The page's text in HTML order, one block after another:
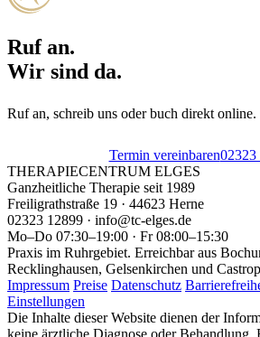
Ruf an.
Wir sind da.
Ruf an, schreib uns oder buch direkt online.
Termin vereinbaren02323
THERAPIECENTRUM ELGES
Ganzheitliche Therapie seit 1989
Freiligrathstraße 19 · 44623 Herne
02323 12899 · info@tc-elges.de
Mo–Do 07:30–19:00 · Fr 08:00–15:30
Praxis im Ruhrgebiet. Erreichbar aus
Recklinghausen, Gelsenkirchen und
Impressum Preise Datenschutz
Einstellungen
Die Inhalte dieser Website dienen der
keine ärztliche Diagnose oder Behandlung.